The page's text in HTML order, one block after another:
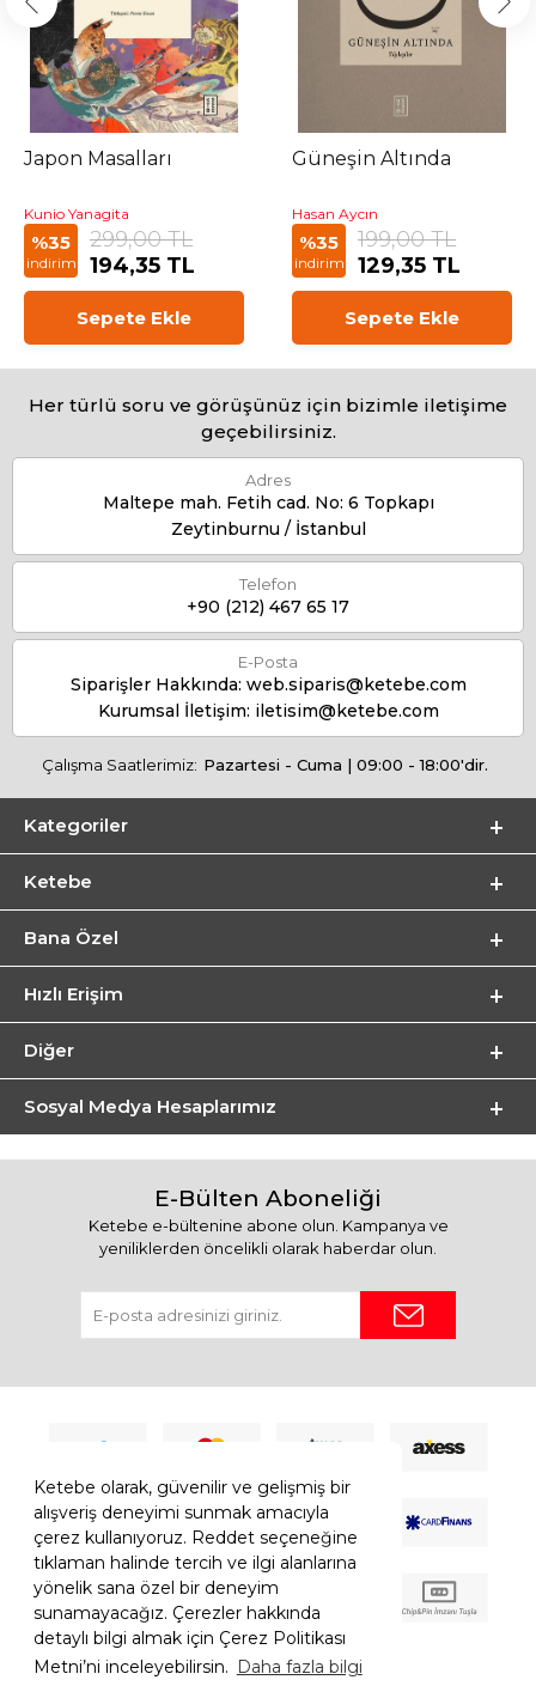
Ketebe olarak, güvenilir ve gelişmiş bir
alışveriş deneyimi sunmak amacıyla
çerez kullanıyoruz. Reddet seçeneğine
tıklaman halinde tercih ve ilgi alanlarına
yönelik sana özel bir deneyim
sunamayacağız. Çerezler hakkında
detaylı bilgi almak için Çerez Politikası
Metni’ni inceleyebilirsin. Daha fazla bilgi
Japon Masalları
Kunio Yanagita
%35
indirim
299,00 TL
194,35 TL
Sepete Ekle
Güneşin Altında
Hasan Aycın
%35
indirim
199,00 TL
129,35 TL
Sepete Ekle
Her türlü soru ve görüşünüz için bizimle iletişime
geçebilirsiniz.
Adres
Maltepe mah. Fetih cad. No: 6 Topkapı
Zeytinburnu / İstanbul
Telefon
+90 (212) 467 65 17
E-Posta
Siparişler Hakkında: web.siparis@ketebe.com
Kurumsal İletişim: iletisim@ketebe.com
Çalışma Saatlerimiz: Pazartesi - Cuma | 09:00 - 18:00'dir.
Kategoriler
Ketebe
Bana Özel
Hızlı Erişim
Diğer
Sosyal Medya Hesaplarımız
E-Bülten Aboneliği
Ketebe e-bültenine abone olun. Kampanya ve
yeniliklerden öncelikli olarak haberdar olun.